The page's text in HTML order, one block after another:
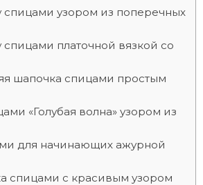
узором из поперечных
платочной вязкой со
шапочка спицами простым
«Голубая волна» узором из
для начинающих ажурной
спицами с красивым узором